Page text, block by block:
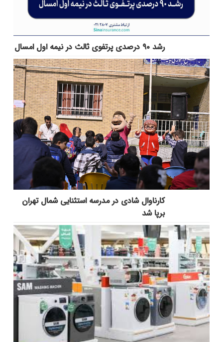
رشد ۹۰ درصدی پرتفوی ثالث در نیمه اول امسال
کارناوال شادی در مدرسه استثنایی شمال تهران
برپا شد